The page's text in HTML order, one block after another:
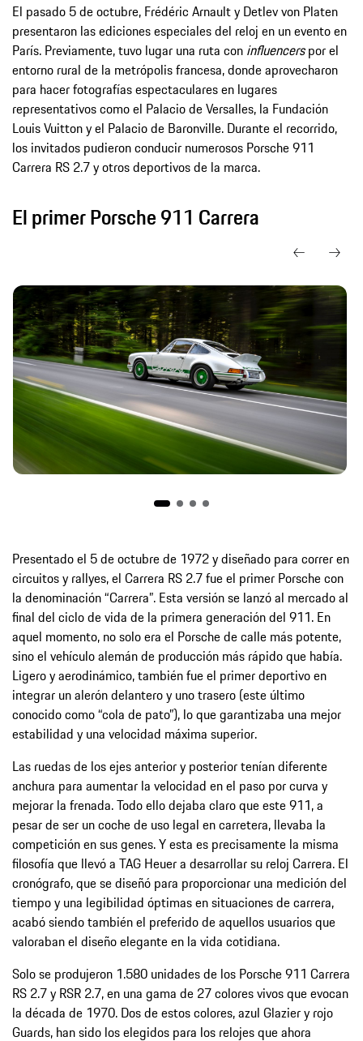
El pasado 5 de octubre, Frédéric Arnault y Detlev von Platen
presentaron las ediciones especiales del reloj en un evento en
París. Previamente, tuvo lugar una ruta con influencerspor el
entorno rural de la metrópolis francesa, donde aprovecharon
para hacer fotografías espectaculares en lugares
representativos como el Palacio de Versalles, la Fundación
Louis Vuitton y el Palacio de Baronville. Durante el recorrido,
los invitados pudieron conducir numerosos Porsche 911
Carrera RS 2.7 y otros deportivos de la marca.
El primer Porsche 911 Carrera
Presentado el 5 de octubre de 1972 y diseñado para correr en
circuitos y rallyes, el Carrera RS 2.7 fue el primer Porsche con
la denominación “Carrera”. Esta versión se lanzó al mercado al
final del ciclo de vida de la primera generación del 911. En
aquel momento, no solo era el Porsche de calle más potente,
sino el vehículo alemán de producción más rápido que había.
Ligero y aerodinámico, también fue el primer deportivo en
integrar un alerón delantero y uno trasero (este último
conocido como “cola de pato”), lo que garantizaba una mejor
estabilidad y una velocidad máxima superior.
Las ruedas de los ejes anterior y posterior tenían diferente
anchura para aumentar la velocidad en el paso por curva y
mejorar la frenada. Todo ello dejaba claro que este 911, a
pesar de ser un coche de uso legal en carretera, llevaba la
competición en sus genes. Y esta es precisamente la misma
filosofía que llevó a TAG Heuer a desarrollar su reloj Carrera. El
cronógrafo, que se diseñó para proporcionar una medición del
tiempo y una legibilidad óptimas en situaciones de carrera,
acabó siendo también el preferido de aquellos usuarios que
valoraban el diseño elegante en la vida cotidiana.
Solo se produjeron 1.580 unidades de los Porsche 911 Carrera
RS 2.7 y RSR 2.7, en una gama de 27 colores vivos que evocan
la década de 1970. Dos de estos colores, azul Glazier y rojo
Guards, han sido los elegidos para los relojes que ahora